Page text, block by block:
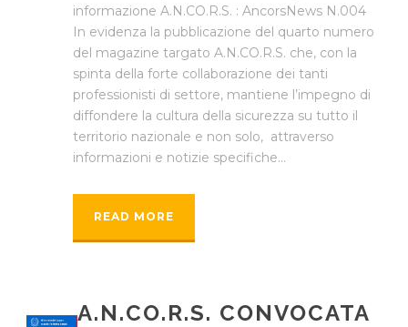
informazione A.N.CO.R.S. : AncorsNews N.004
In evidenza la pubblicazione del quarto numero
del magazine targato A.N.CO.R.S. che, con la
spinta della forte collaborazione dei tanti
professionisti di settore, mantiene l’impegno di
diffondere la cultura della sicurezza su tutto il
territorio nazionale e non solo, attraverso
informazioni e notizie specifiche...
READ MORE
A.N.CO.R.S. CONVOCATA